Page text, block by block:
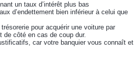
un taux d’intérêt plus bas
d’endettement bien inférieur à celui que
pour acquérir une voiture par
de côté en cas de coup dur.
car votre banquier vous connaît et